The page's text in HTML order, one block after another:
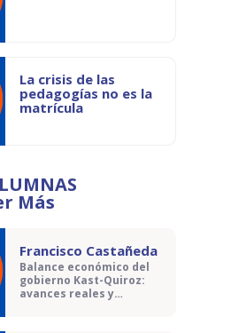
La crisis de las
pedagogías no es la
matrícula
Más
Francisco Castañeda
Balance económico del
gobierno Kast-Quiroz:
avances reales y